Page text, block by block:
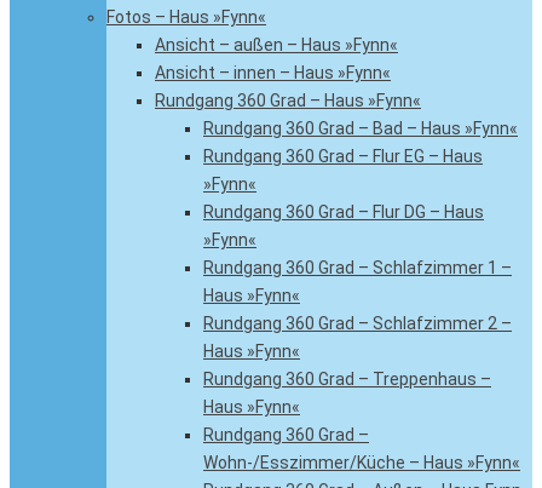
Fotos – Haus »Fynn«
Ansicht – außen – Haus »Fynn«
Ansicht – innen – Haus »Fynn«
Rundgang 360 Grad – Haus »Fynn«
Rundgang 360 Grad – Bad – Haus »Fynn«
Rundgang 360 Grad – Flur EG – Haus
»Fynn«
Rundgang 360 Grad – Flur DG – Haus
»Fynn«
Rundgang 360 Grad – Schlafzimmer 1 –
Haus »Fynn«
Rundgang 360 Grad – Schlafzimmer 2 –
Haus »Fynn«
Rundgang 360 Grad – Treppenhaus –
Haus »Fynn«
Rundgang 360 Grad –
Wohn-/Esszimmer/Küche – Haus »Fynn«